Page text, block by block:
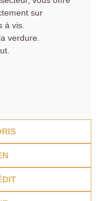
sur
à vis.
verdure.